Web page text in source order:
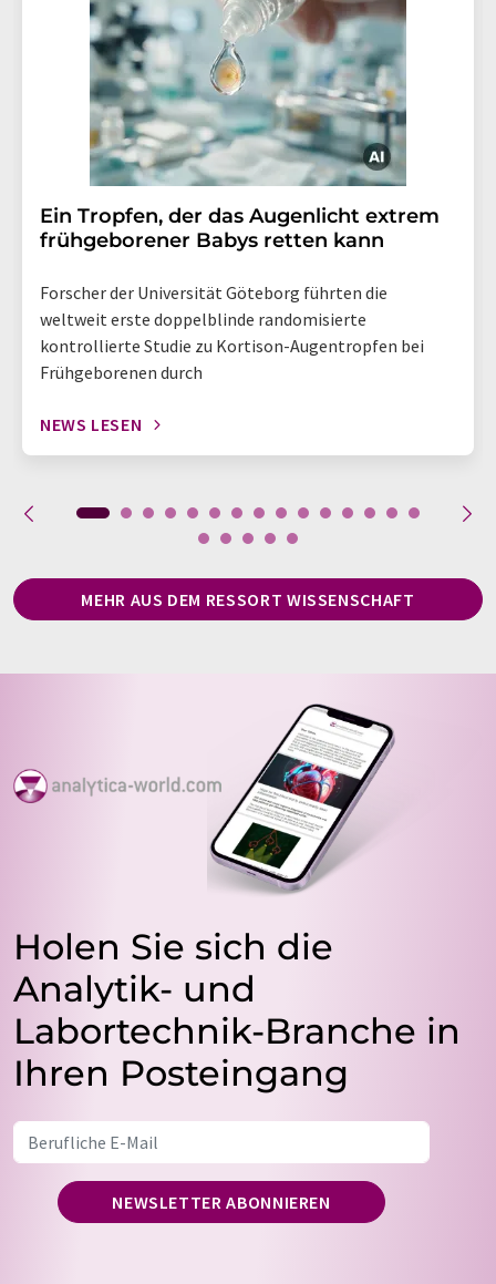
Ein Tropfen, der das Augenlicht extrem
frühgeborener Babys retten kann
Forscher der Universität Göteborg führten die
weltweit erste doppelblinde randomisierte
kontrollierte Studie zu Kortison-Augentropfen bei
Frühgeborenen durch
NEWS LESEN
MEHR AUS DEM RESSORT WISSENSCHAFT
Holen Sie sich die
Analytik- und
Labortechnik-Branche in
Ihren Posteingang
NEWSLETTER ABONNIEREN